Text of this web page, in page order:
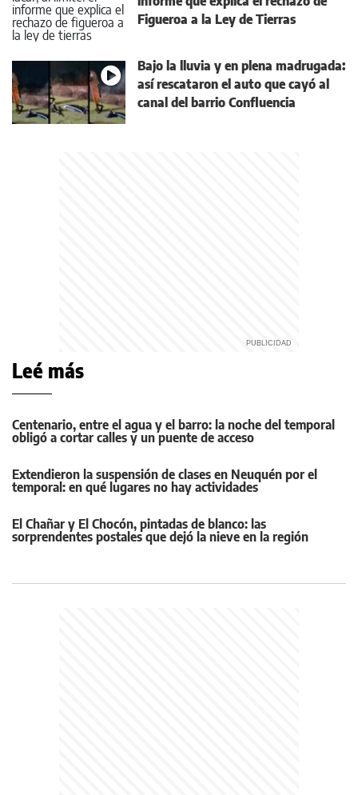
Figueroa a la Ley de Tierras
Bajo la lluvia y en plena madrugada:
así rescataron el auto que cayó al
canal del barrio Confluencia
Leé más
Centenario, entre el agua y el barro: la noche del temporal
obligó a cortar calles y un puente de acceso
Extendieron la suspensión de clases en Neuquén por el
temporal: en qué lugares no hay actividades
El Chañar y El Chocón, pintadas de blanco: las
sorprendentes postales que dejó la nieve en la región